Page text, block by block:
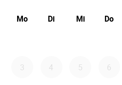
Mo Di Mi Do
3 4 5 6